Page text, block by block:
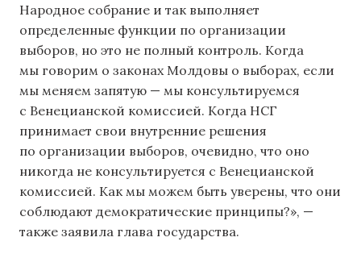
Народное собрание и так выполняет
определенные функции по организации
выборов, но это не полный контроль. Когда
мы говорим о законах Молдовы о выборах, если
мы меняем запятую — мы консультируемся
с Венецианской комиссией. Когда НСГ
принимает свои внутренние решения
по организации выборов, очевидно, что оно
никогда не консультируется с Венецианской
комиссией. Как мы можем быть уверены, что они
соблюдают демократические принципы?», —
также заявила глава государства.